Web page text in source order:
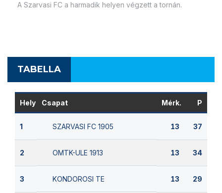
A Szarvasi FC a harmadik helyen végzett a tornán.
TABELLA
Hely Csapat Mérk. P
1 SZARVASI FC 1905 13 37
2 OMTK-ULE 1913 13 34
3 KONDOROSI TE 13 29